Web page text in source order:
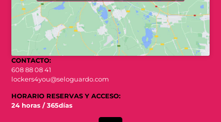
CONTACTO:
608 88 08 41
lockers4you@seloguardo.com
HORARIO RESERVAS Y ACCESO:
24 horas / 365días